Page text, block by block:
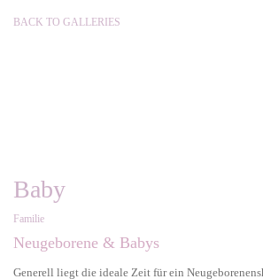
BACK TO GALLERIES
Baby
Familie
Neugeborene & Babys
Generell liegt die ideale Zeit für ein